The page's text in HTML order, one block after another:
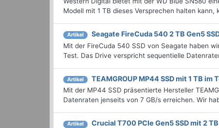
Modell mit 1 TB dieses Versprechen halten kann,
Artikel Seagate FireCuda 540 2 TB Gen5
Mit der FireCuda 540 SSD von Seagate haben
Test. Das Drive verspricht sequentielle
Artikel TEAMGROUP MP44 SSD mit 1 TB im
Mit der MP44 SSD präsentierte Hersteller
Datenraten jenseits von 7 GB/s erreichen. Wir
Artikel Crucial T700 PCIe Gen5 SSD mit 2